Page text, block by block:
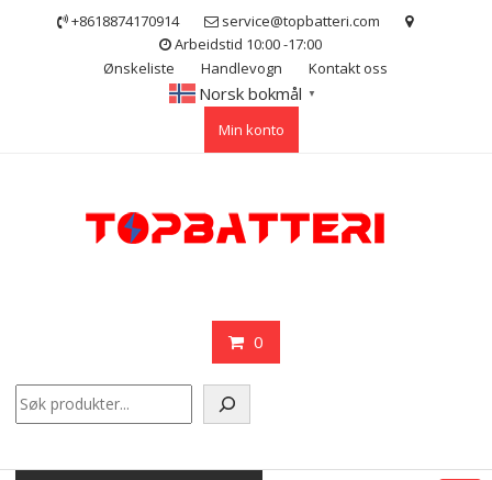
+8618874170914
service@topbatteri.com
Arbeidstid 10:00 -17:00
Ønskeliste
Handlevogn Kontakt oss
Norsk bokmål ▼
Min konto
0